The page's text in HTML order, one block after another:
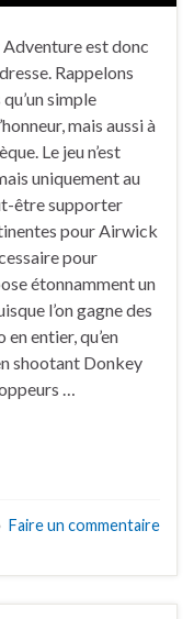
Adventure est donc
Rappelons
simple
mais aussi à
Le jeu n’est
uniquement au
être supporter
pour Airwick
pour
étonnamment un
l’on gagne des
entier, qu’en
shootant Donkey
…
Faire un commentaire